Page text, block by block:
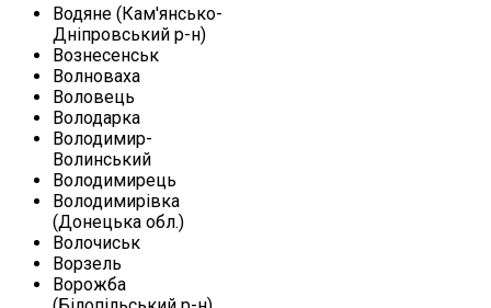
Водяне (Кам'янсько-
Дніпровський р-н)
Вознесенськ
Волноваха
Воловець
Володарка
Володимир-
Волинський
Володимирець
Володимирівка
(Донецька обл.)
Волочиськ
Ворзель
Ворожба